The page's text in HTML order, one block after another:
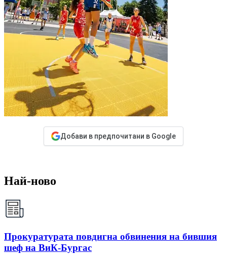
Добави в предпочитани в Google
Най-ново
Прокуратурата повдигна обвинения на бившия
шеф на ВиК-Бургас